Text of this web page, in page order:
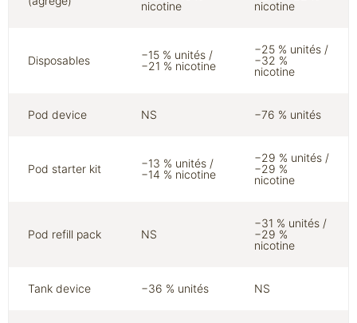
nicotine
nicotine
Disposables
−15 % unités /
−21 % nicotine
−25 % unités /
−32 %
nicotine
Pod device NS −76 % unités
Pod starter kit
−13 % unités /
−14 % nicotine
−29 % unités /
−29 %
nicotine
Pod refill pack NS
−31 % unités /
−29 %
nicotine
Tank device −36 % unités NS